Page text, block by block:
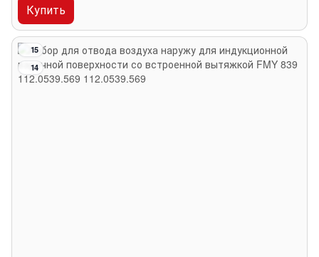
Купить
15
14